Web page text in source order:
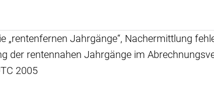
„rentenfernen Jahrgänge“, Nachermittlung
der rentennahen Jahrgänge im
2005